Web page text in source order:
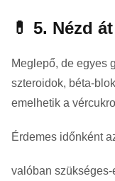
💊 5. Nézd
Meglepő, de egyes
szteroidok, béta-
emelhetik a
Érdemes időnként
valóban